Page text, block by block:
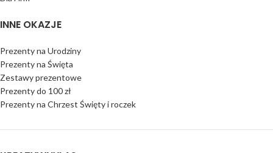
INNE OKAZJE
Prezenty na Urodziny
Prezenty na Święta
Zestawy prezentowe
Prezenty do 100 zł
Prezenty na Chrzest Święty i roczek